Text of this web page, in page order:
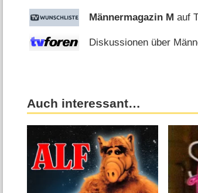
Männermagazin M auf
Diskussionen über
Auch interessant…